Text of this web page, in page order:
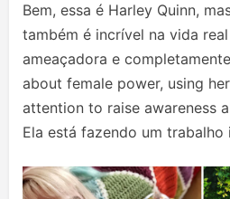
Bem, essa é Harley Quinn,
também é incrível na vida
ameaçadora e
about female power, using
attention to raise awareness
Ela está fazendo um trabalho